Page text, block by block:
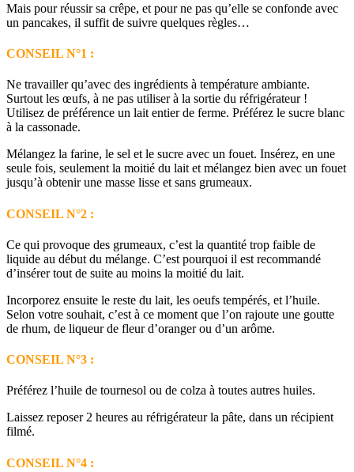
Mais pour réussir sa crêpe, et pour ne pas qu’elle se confonde avec
un pancakes, il suffit de suivre quelques règles…
CONSEIL N°1 :
Ne travailler qu’avec des ingrédients à température ambiante.
Surtout les œufs, à ne pas utiliser à la sortie du réfrigérateur !
Utilisez de préférence un lait entier de ferme. Préférez le sucre blanc
à la cassonade.
Mélangez la farine, le sel et le sucre avec un fouet. Insérez, en une
seule fois, seulement la moitié du lait et mélangez bien avec un fouet
jusqu’à obtenir une masse lisse et sans grumeaux.
CONSEIL N°2 :
Ce qui provoque des grumeaux, c’est la quantité trop faible de
liquide au début du mélange. C’est pourquoi il est recommandé
d’insérer tout de suite au moins la moitié du lait.
Incorporez ensuite le reste du lait, les oeufs tempérés, et l’huile.
Selon votre souhait, c’est à ce moment que l’on rajoute une goutte
de rhum, de liqueur de fleur d’oranger ou d’un arôme.
CONSEIL N°3 :
Préférez l’huile de tournesol ou de colza à toutes autres huiles.
Laissez reposer 2 heures au réfrigérateur la pâte, dans un récipient
filmé.
CONSEIL N°4 :